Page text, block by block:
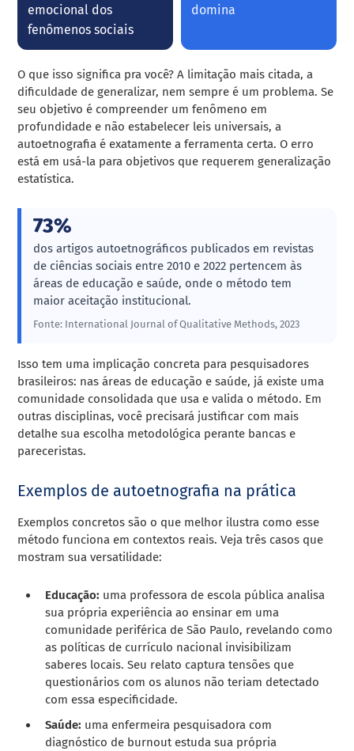
emocional dos
fenômenos sociais
domina
O que isso significa pra você? A limitação mais citada, a
dificuldade de generalizar, nem sempre é um problema. Se
seu objetivo é compreender um fenômeno em
profundidade e não estabelecer leis universais, a
autoetnografia é exatamente a ferramenta certa. O erro
está em usá-la para objetivos que requerem generalização
estatística.
73%
dos artigos autoetnográficos publicados em revistas
de ciências sociais entre 2010 e 2022 pertencem às
áreas de educação e saúde, onde o método tem
maior aceitação institucional.
Fonte: International Journal of Qualitative Methods, 2023
Isso tem uma implicação concreta para pesquisadores
brasileiros: nas áreas de educação e saúde, já existe uma
comunidade consolidada que usa e valida o método. Em
outras disciplinas, você precisará justificar com mais
detalhe sua escolha metodológica perante bancas e
pareceristas.
Exemplos de autoetnografia na prática
Exemplos concretos são o que melhor ilustra como esse
método funciona em contextos reais. Veja três casos que
mostram sua versatilidade:
Educação: uma professora de escola pública analisa
sua própria experiência ao ensinar em uma
comunidade periférica de São Paulo, revelando como
as políticas de currículo nacional invisibilizam
saberes locais. Seu relato captura tensões que
questionários com os alunos não teriam detectado
com essa especificidade.
Saúde: uma enfermeira pesquisadora com
diagnóstico de burnout estuda sua própria